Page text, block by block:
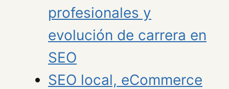
profesionales y
evolución de carrera en
SEO
SEO local, eCommerce